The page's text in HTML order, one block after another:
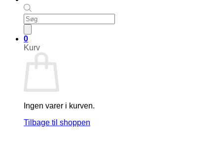
Products
search
0
Kurv
Ingen varer i kurven.
Tilbage til shoppen